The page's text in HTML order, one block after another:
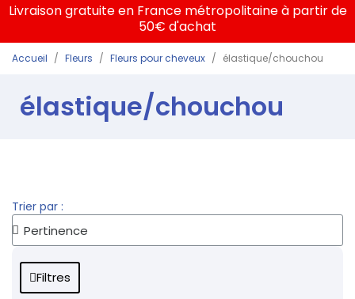
Livraison gratuite en France métropolitaine à partir de
50€ d'achat
Accueil Fleurs Fleurs pour cheveux élastique/chouchou
élastique/chouchou
Trier par :
Filtres